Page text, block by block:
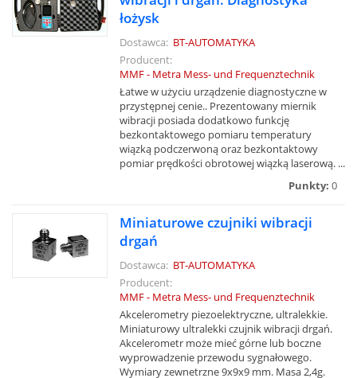
łożysk
Dostawca: BT-AUTOMATYKA
Producent:
MMF - Metra Mess- und Frequenztechnik
Łatwe w użyciu urządzenie diagnostyczne w
przystępnej cenie.. Prezentowany miernik
wibracji posiada dodatkowo funkcję
bezkontaktowego pomiaru temperatury
wiązką podczerwoną oraz bezkontaktowy
pomiar prędkości obrotowej wiązką laserową. ...
Punkty: 0
Miniaturowe czujniki wibracji
drgań
Dostawca: BT-AUTOMATYKA
Producent:
MMF - Metra Mess- und Frequenztechnik
Akcelerometry piezoelektryczne, ultralekkie.
Miniaturowy ultralekki czujnik wibracji drgań.
Akcelerometr może mieć górne lub boczne
wyprowadzenie przewodu sygnałowego.
Wymiary zewnetrzne 9x9x9 mm. Masa 2,4g.